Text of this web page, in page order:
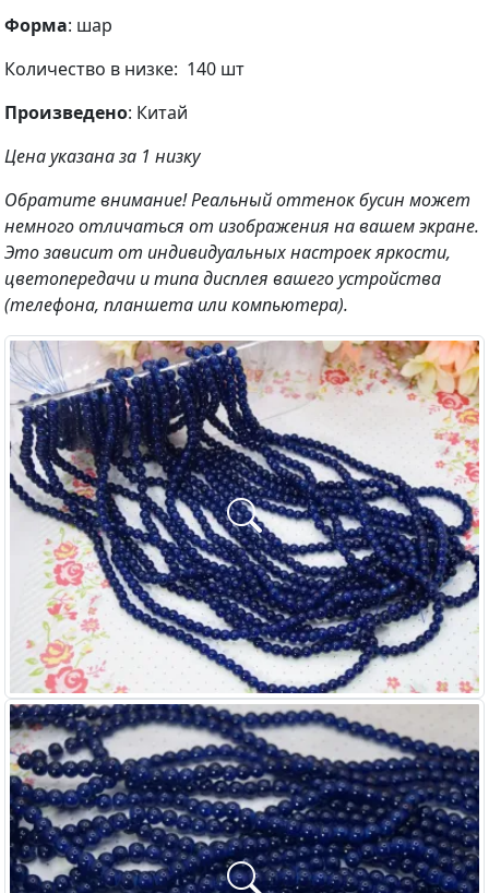
Форма: шар
Количество в низке: 140 шт
Произведено: Китай
Цена указана за 1 низку
Обратите внимание! Реальный оттенок бусин может
немного отличаться от изображения на вашем экране.
Это зависит от индивидуальных настроек яркости,
цветопередачи и типа дисплея вашего устройства
(телефона, планшета или компьютера).